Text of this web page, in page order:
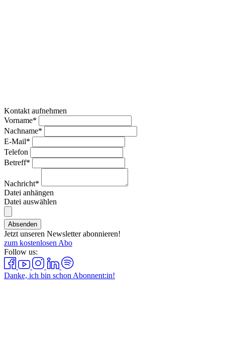
Kontakt aufnehmen
Vorname*
Nachname*
E-Mail*
Telefon
Betreff*
Nachricht*
Datei anhängen
Datei auswählen
Absenden
Jetzt unseren Newsletter abonnieren!
zum kostenlosen Abo
Follow us:
Danke, ich bin schon Abonnent:in!